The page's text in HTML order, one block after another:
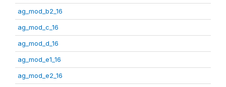
ag_mod_b2_16
ag_mod_c_16
ag_mod_d_16
ag_mod_e1_16
ag_mod_e2_16